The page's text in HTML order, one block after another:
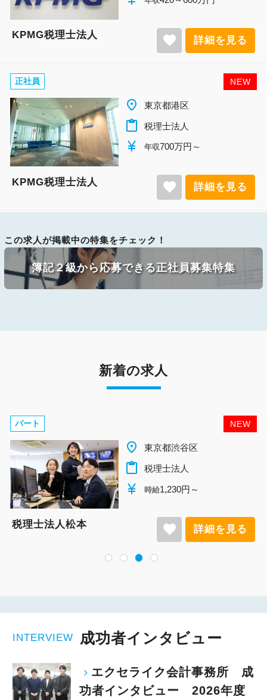
KPMG税理士法人 favorite 詳細を見る
NEW
正社員
place 東京都港区
content_paste 税理士法人
currency_yen 年収700万円～
KPMG税理士法人 favorite 詳細を見る
この求人が掲載中の特集をチェック！
簿記２級から応募できる正社員募集特集
新着の求人
NEW
パート
place 千葉県柏市
content_paste 税理士法人
currency_yen 時給1,140円～
税理士法人松本 favorite 詳細を見る
INTERVIEW 成功者インタビュー
エクセライク会計事務所 成
功者インタビュー 2026年度